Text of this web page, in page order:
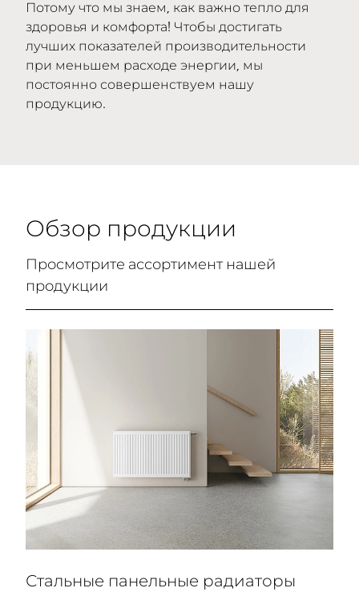
Потому что мы знаем, как важно тепло для
здоровья и комфорта! Чтобы достигать
лучших показателей производительности
при меньшем расходе энергии, мы
постоянно совершенствуем нашу
продукцию.
Обзор продукции
Просмотрите ассортимент нашей
продукции
Стальные панельные радиаторы